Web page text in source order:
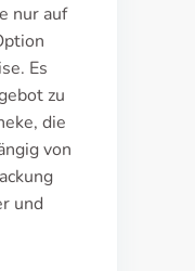
nur auf
Es
zu
die
von
und